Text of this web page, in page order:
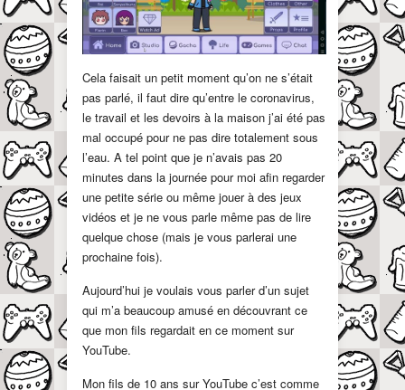
Cela faisait un petit moment qu’on ne s’était
pas parlé, il faut dire qu’entre le coronavirus,
le travail et les devoirs à la maison j’ai été pas
mal occupé pour ne pas dire totalement sous
l’eau. A tel point que je n’avais pas 20
minutes dans la journée pour moi afin regarder
une petite série ou même jouer à des jeux
vidéos et je ne vous parle même pas de lire
quelque chose (mais je vous parlerai une
prochaine fois).
Aujourd’hui je voulais vous parler d’un sujet
qui m’a beaucoup amusé en découvrant ce
que mon fils regardait en ce moment sur
YouTube.
Mon fils de 10 ans sur YouTube c’est comme